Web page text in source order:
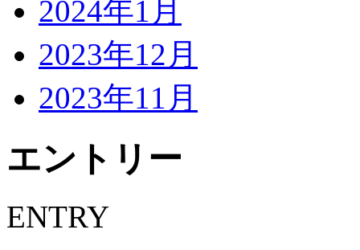
2024年1月
2023年12月
2023年11月
エントリー
ENTRY